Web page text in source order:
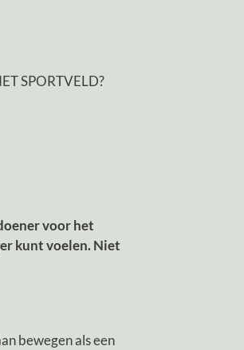
SPORTVELD?
voor het
kunt voelen. Niet
bewegen als een